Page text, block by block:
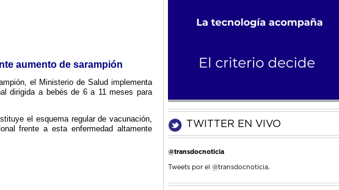
aumento de sarampión
el Ministerio de Salud implementa
dirigida a bebés de 6 a 11 meses para
el esquema regular de vacunación,
frente a esta enfermedad altamente
TWITTER EN VIVO
@transdocnoticia
Tweets por el @transdocnoticia.